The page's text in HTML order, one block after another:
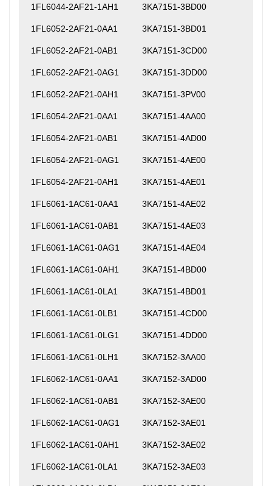
1FL6044-2AF21-1AH1 3KA7151-3BD00
1FL6052-2AF21-0AA1 3KA7151-3BD01
1FL6052-2AF21-0AB1 3KA7151-3CD00
1FL6052-2AF21-0AG1 3KA7151-3DD00
1FL6052-2AF21-0AH1 3KA7151-3PV00
1FL6054-2AF21-0AA1 3KA7151-4AA00
1FL6054-2AF21-0AB1 3KA7151-4AD00
1FL6054-2AF21-0AG1 3KA7151-4AE00
1FL6054-2AF21-0AH1 3KA7151-4AE01
1FL6061-1AC61-0AA1 3KA7151-4AE02
1FL6061-1AC61-0AB1 3KA7151-4AE03
1FL6061-1AC61-0AG1 3KA7151-4AE04
1FL6061-1AC61-0AH1 3KA7151-4BD00
1FL6061-1AC61-0LA1 3KA7151-4BD01
1FL6061-1AC61-0LB1 3KA7151-4CD00
1FL6061-1AC61-0LG1 3KA7151-4DD00
1FL6061-1AC61-0LH1 3KA7152-3AA00
1FL6062-1AC61-0AA1 3KA7152-3AD00
1FL6062-1AC61-0AB1 3KA7152-3AE00
1FL6062-1AC61-0AG1 3KA7152-3AE01
1FL6062-1AC61-0AH1 3KA7152-3AE02
1FL6062-1AC61-0LA1 3KA7152-3AE03